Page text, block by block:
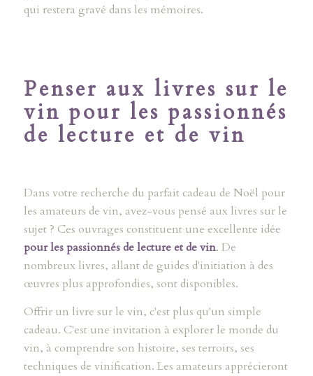
qui restera gravé dans les mémoires.
Penser aux livres sur le
vin pour les passionnés
de lecture et de vin
Dans votre recherche du parfait cadeau de Noël pour
les amateurs de vin, avez-vous pensé aux livres sur le
sujet ? Ces ouvrages constituent une excellente idée
pour les passionnés de lecture et de vin. De
nombreux livres, allant de guides d'initiation à des
œuvres plus approfondies, sont disponibles.
Offrir un livre sur le vin, c'est plus qu'un simple
cadeau. C'est une invitation à explorer le monde du
vin, à comprendre son histoire, ses terroirs, ses
techniques de vinification. Les amateurs apprécieront